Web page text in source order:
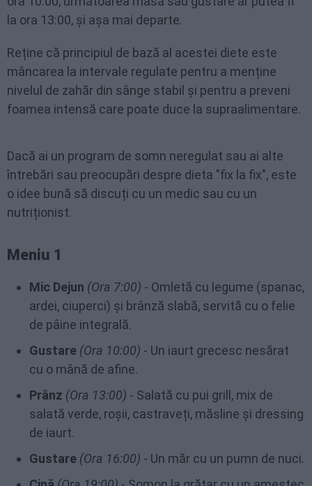
la ora 13:00, și așa mai departe.
Reține că principiul de bază al acestei diete este
mâncarea la intervale regulate pentru a menține
nivelul de zahăr din sânge stabil și pentru a preveni
foamea intensă care poate duce la supraalimentare.
Dacă ai un program de somn neregulat sau ai alte
întrebări sau preocupări despre dieta "fix la fix", este
o idee bună să discuți cu un medic sau cu un
nutriționist.
Meniu 1
Mic Dejun (Ora 7:00) - Omletă cu legume (spanac,
ardei, ciuperci) și brânză slabă, servită cu o felie
de pâine integrală.
Gustare (Ora 10:00) - Un iaurt grecesc nesărat
cu o mână de afine.
Prânz (Ora 13:00) - Salată cu pui grill, mix de
salată verde, roșii, castraveți, măsline și dressing
de iaurt.
Gustare (Ora 16:00) - Un măr cu un pumn de nuci.